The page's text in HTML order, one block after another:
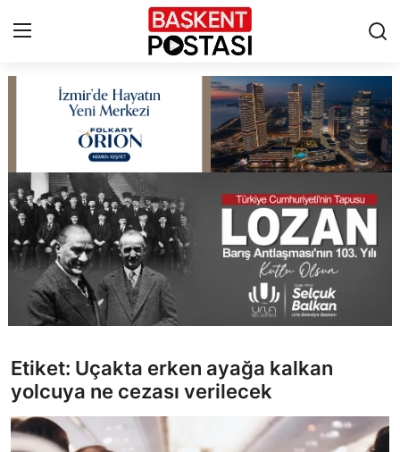
Çerez Politikası
Künye
Ankara
TBMM
Cumhurbaşkanlığı
Bakanlıklar
Etiket: Uçakta erken ayağa kalkan
yolcuya ne cezası verilecek